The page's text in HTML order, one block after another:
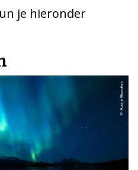
je hieronder